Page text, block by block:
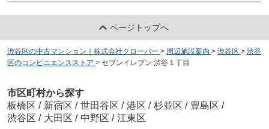
ページトップへ
渋谷区の中古マンション｜株式会社クローバー > 周辺施設案内 > 渋谷区 > 渋谷
区のコンビニエンスストア > セブンイレブン 渋谷１丁目
市区町村から探す
板橋区 / 新宿区 / 世田谷区 / 港区 / 杉並区 / 豊島区 /
渋谷区 / 大田区 / 中野区 / 江東区